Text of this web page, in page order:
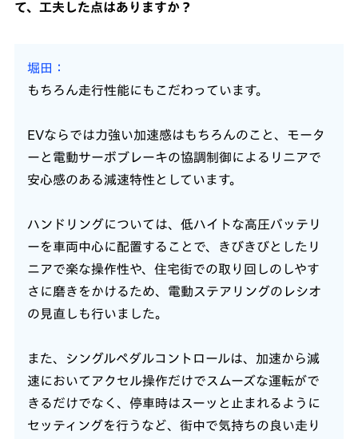
て、工夫した点はありますか？
堀田
もちろん走行性能にもこだわっています。
EVならでは力強い加速感はもちろんのこと、モータ
ーと電動サーボブレーキの協調制御によるリニアで
安心感のある減速特性としています。
ハンドリングについては、低ハイトな高圧バッテリ
ーを車両中心に配置することで、きびきびとしたリ
ニアで楽な操作性や、住宅街での取り回しのしやす
さに磨きをかけるため、電動ステアリングのレシオ
の見直しも行いました。
また、シングルペダルコントロールは、加速から減
速においてアクセル操作だけでスムーズな運転がで
きるだけでなく、停車時はスーッと止まれるように
セッティングを行うなど、街中で気持ちの良い走り